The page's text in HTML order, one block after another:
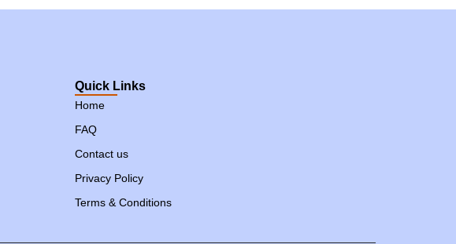
Quick Links
Home
FAQ
Contact us
Privacy Policy
Terms & Conditions